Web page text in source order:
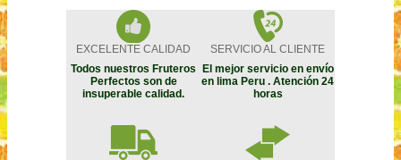
EXCELENTE CALIDAD
SERVICIO AL CLIENTE
Todos nuestros Fruteros
Perfectos son de
insuperable calidad.
El mejor servicio en envío
en lima Peru . Atención 24
horas